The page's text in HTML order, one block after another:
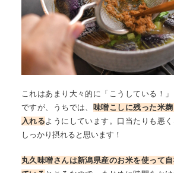
これはあまり大々的に「こうしている！
ですが、うちでは、 味噌こしに残った米
入れるようにしています。口当たりも悪
しっかり摂れると思います！
丸久味噌さんは新潟県産のお米を使って